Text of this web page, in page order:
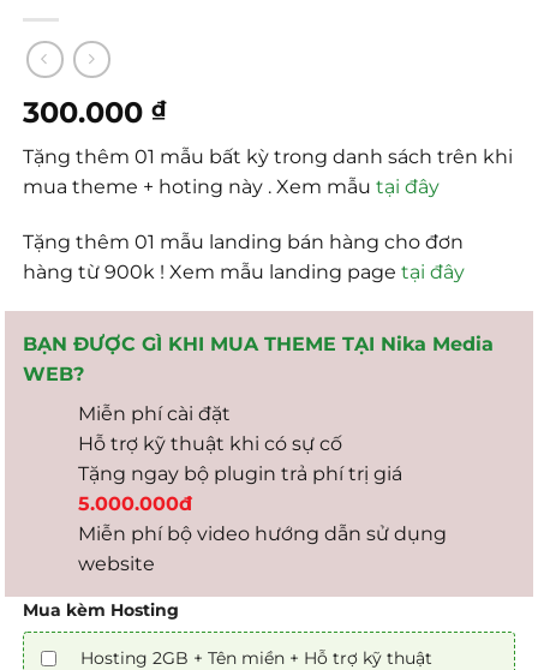
300.000₫
Tặng thêm 01 mẫu bất kỳ trong danh sách trên khi
mua theme + hoting này . Xem mẫutại đây
Tặng thêm 01 mẫu landing bán hàng cho đơn
hàng từ 900k ! Xem mẫu landing pagetại đây
BẠN ĐƯỢC GÌ KHI MUA THEME TẠI Nika Media
WEB?
Miễn phí cài đặt
Hỗ trợ kỹ thuật khi có sự cố
Tặng ngay bộ plugin trả phí trị giá
5.000.000đ
Miễn phí bộ video hướng dẫn sử dụng
website
Mua kèm Hosting
Hosting 2GB + Tên miền + Hỗ trợ kỹ thuật